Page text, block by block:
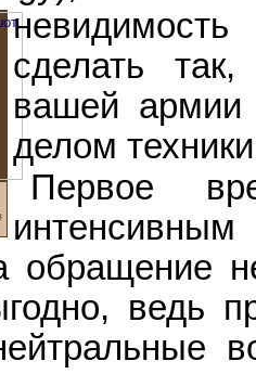
сделать
вашей армии
делом
Первое
обращение
ведь